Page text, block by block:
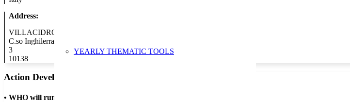
YEARLY THEMATIC TOOLS
Address:
VILLACIDRO
C.so Inghilerra
3
10138
Action Developer
• WHO will run the show